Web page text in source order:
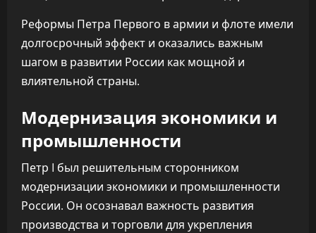
Реформы Петра Первого в армии и флоте имели
долгосрочный эффект и оказались важным
шагом в развитии России как мощной и
влиятельной страны.
Модернизация экономики и
промышленности
Петр I был решительным сторонником
модернизации экономики и промышленности
России. Он осознавал важность развития
производства и торговли для укрепления